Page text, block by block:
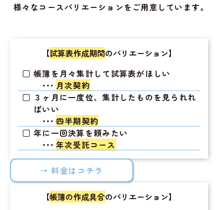
様々なコースバリエーションをご用意しています。
【試算表作成期間のバリエーション】
帳簿を月々集計して試算表がほしい
・・・ 月次契約
３ヶ月に一度位、集計したものを見られれ
ばいい
・・・ 四半期契約
年に一回決算を頼みたい
・・・ 年次受託コース
→ 料金はコチラ
【帳簿の作成具合のバリエーション】